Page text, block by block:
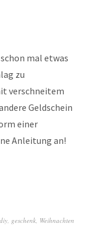
mal etwas
zu
verschneitem
Geldschein
einer
Anleitung an!
diy, geschenk, Weihnachten